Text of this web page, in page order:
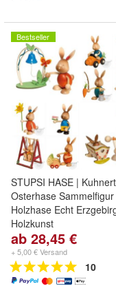
Bestseller
STUPSI HASE | Kuhnert
Osterhase Sammelfigur
Holzhase Echt
Holzkunst
ab 28,45 €
+ 5,00 € Versand
10